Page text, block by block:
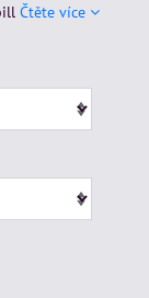
Čtěte více